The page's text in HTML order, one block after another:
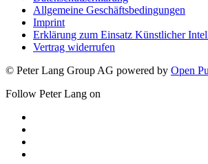
Allgemeine Geschäftsbedingungen
Imprint
Erklärung zum Einsatz Künstlicher
Vertrag widerrufen
© Peter Lang Group AG powered by Open
Follow Peter Lang on